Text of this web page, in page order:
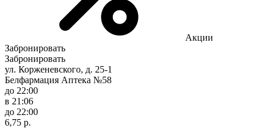
Акции
Забронировать
Забронировать
ул. Корженевского, д. 25-1
Белфармация Аптека №58
до 22:00
в 21:06
до 22:00
6,75 р.